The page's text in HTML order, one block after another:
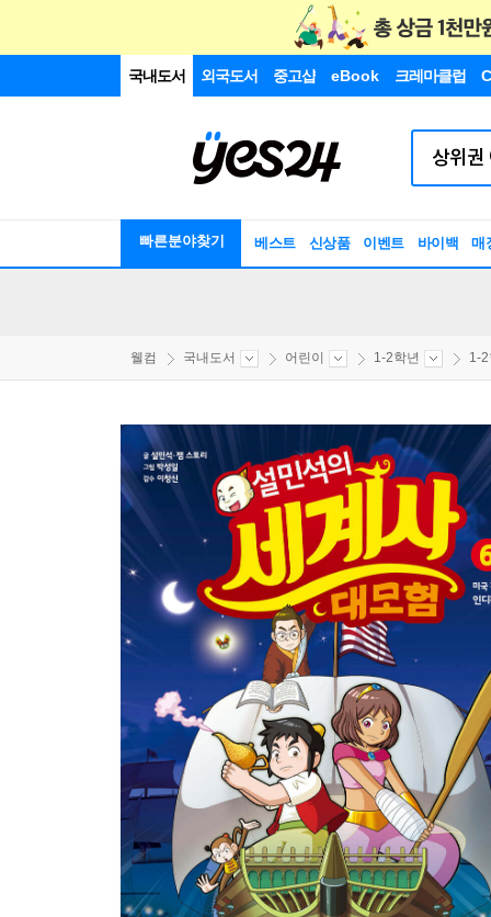
국내도서 외국도서 중고샵 eBook 크레마클럽
빠른분야찾기 베스트 신상품 이벤트 바이백 매
웰컴 국내도서 어린이 1-2학년 1-